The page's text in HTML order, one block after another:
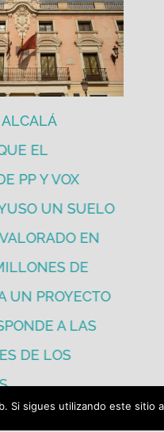
EL
PP Y VOX
UN SUELO
EN
DE
UN PROYECTO
A LAS
DE LOS
Si sigues utilizando este sitio